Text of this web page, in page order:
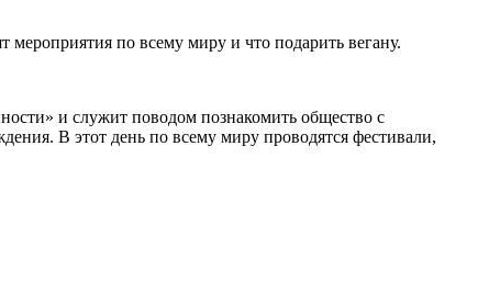
мероприятия по всему миру и что подарить вегану.
и служит поводом познакомить общество с
В этот день по всему миру проводятся фестивали,